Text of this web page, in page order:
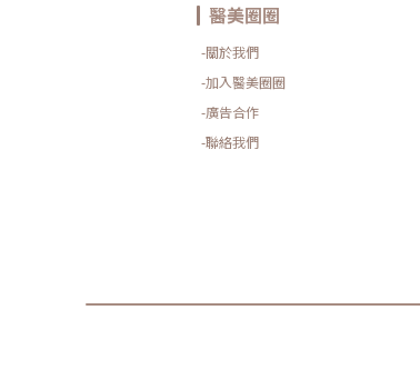
醫美圈圈
-關於我們
-加入醫美圈圈
-廣告合作
-聯絡我們